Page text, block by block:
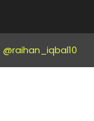
@raihan_iqbal10